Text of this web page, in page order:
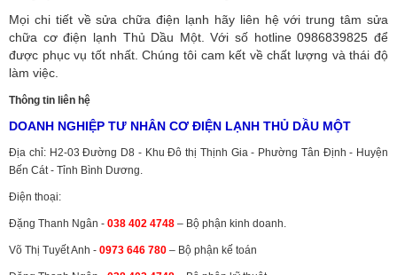
Mọi chi tiết về sửa chữa điện lạnh hãy liên hệ với trung tâm sửa
chữa cơ điện lạnh Thủ Dầu Một. Với số hotline 0986839825 để
được phục vụ tốt nhất. Chúng tôi cam kết về chất lượng và thái độ
làm việc.
Thông tin liên hệ
DOANH NGHIỆP TƯ NHÂN CƠ ĐIỆN LẠNH THỦ DẦU MỘT
Địa chỉ: H2-03 Đường D8 - Khu Đô thị Thịnh Gia - Phường Tân Định - Huyện
Bến Cát - Tỉnh Bình Dương.
Điện thoại:
Đặng Thanh Ngân - 038 402 4748 – Bộ phận kinh doanh.
Võ Thị Tuyết Anh - 0973 646 780 – Bộ phận kế toán